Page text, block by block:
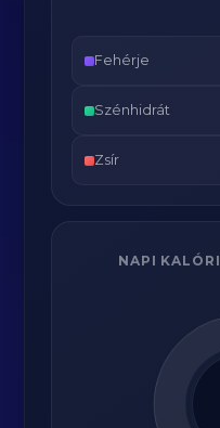
Fehérje
Szénhidrát
Zsír
NAPI